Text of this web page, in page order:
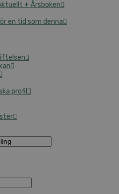
+ Årsboken
en tid som denna
profil